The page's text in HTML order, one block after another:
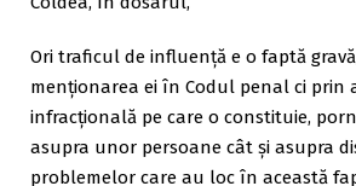
Ori traficul de influență e o faptă
menționarea ei în Codul penal ci prin
infracțională pe care o constituie,
asupra unor persoane cât și asupra
problemelor care au loc în această